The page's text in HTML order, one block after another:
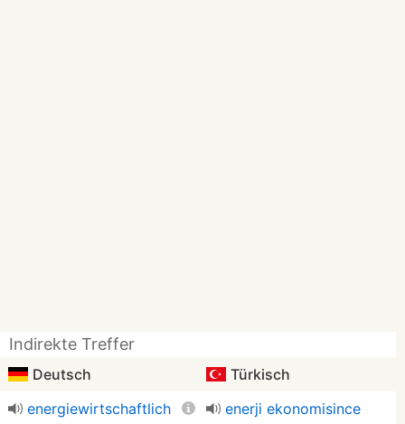
Indirekte Treffer
Deutsch
Türkisch
energiewirtschaftlich
enerji ekonomisince